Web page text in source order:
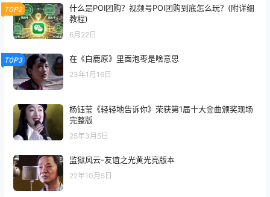
TOP2
什么是POI团购？视频号POI团购到底怎么玩？(附详细
教程)
6月22日
TOP3 在《白鹿原》里面泡枣是啥意思
23年1月16日
杨钰莹《轻轻地告诉你》荣获第1届十大金曲颁奖现场
完整版
25年3月5日
监狱风云-友谊之光黄光亮版本
22年10月5日